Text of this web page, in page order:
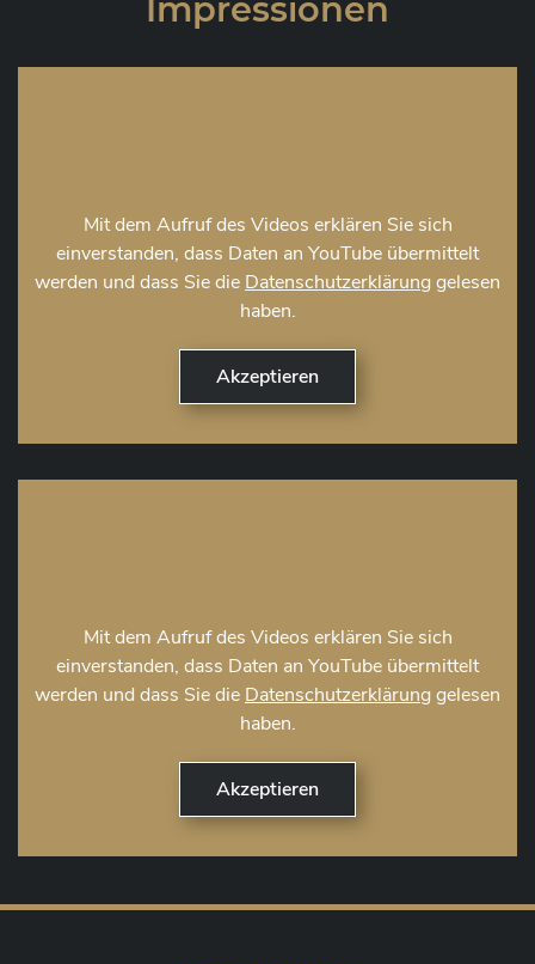
Impressionen
Mit dem Aufruf des Videos erklären Sie sich
einverstanden, dass Daten an YouTube übermittelt
werden und dass Sie die Datenschutzerklärunggelesen
haben.
Mit dem Aufruf des Videos erklären Sie sich
einverstanden, dass Daten an YouTube übermittelt
werden und dass Sie die Datenschutzerklärunggelesen
haben.